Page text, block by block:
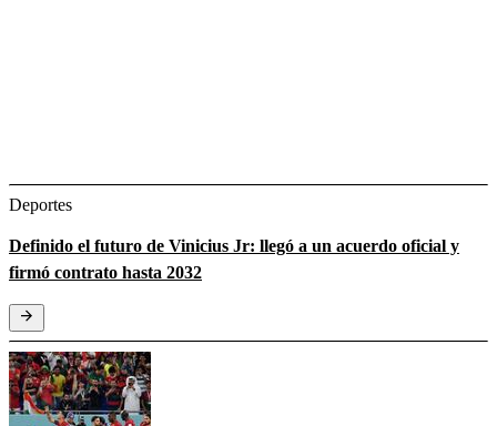
Deportes
Definido el futuro de Vinicius Jr: llegó a un acuerdo oficial y
firmó contrato hasta 2032